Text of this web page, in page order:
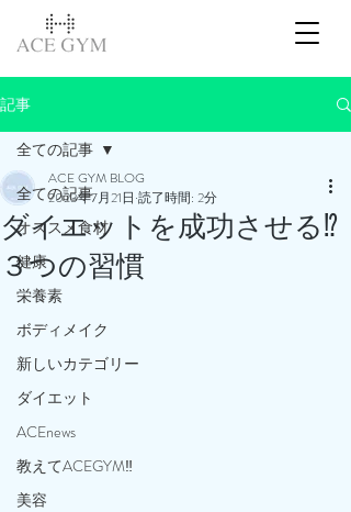
記事
全ての記事
オススメ食材
健康
栄養素
ボディメイク
新しいカテゴリー
ダイエット
ACEnews
教えてACEGYM‼️
美容
全ての記事
ダイエットを成功させる⁉️
３つの習慣
ACE GYM BLOG
2023年7月21日 読了時間: 2分